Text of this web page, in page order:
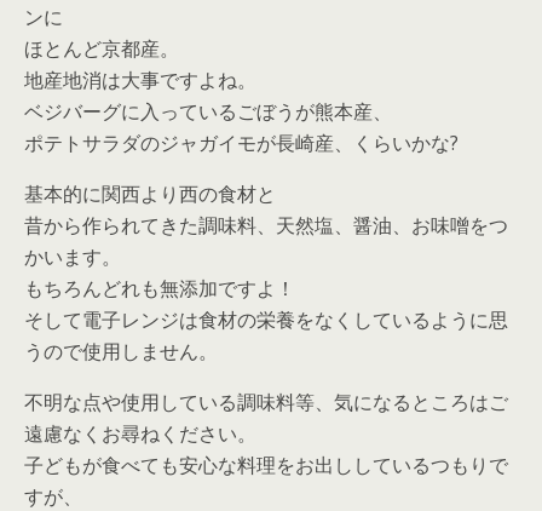
ンに
ほとんど京都産。
地産地消は大事ですよね。
ベジバーグに入っているごぼうが熊本産、
ポテトサラダのジャガイモが長崎産、くらいかな?
基本的に関西より西の食材と
昔から作られてきた調味料、天然塩、醤油、お味噌をつ
かいます。
もちろんどれも無添加ですよ！
そして電子レンジは食材の栄養をなくしているように思
うので使用しません。
不明な点や使用している調味料等、気になるところはご
遠慮なくお尋ねください。
子どもが食べても安心な料理をお出ししているつもりで
すが、